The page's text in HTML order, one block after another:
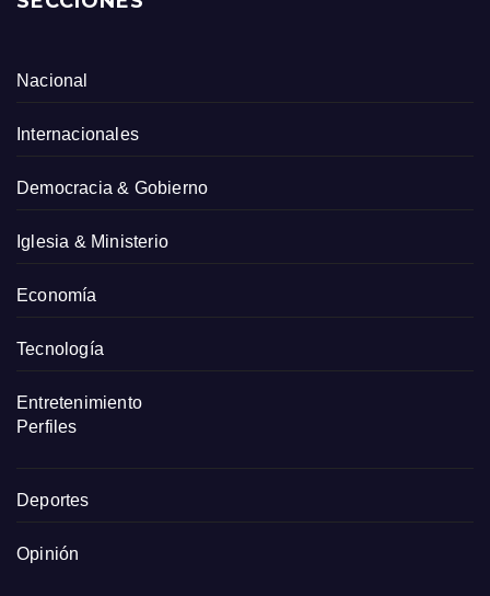
Nacional
Internacionales
Democracia & Gobierno
Iglesia & Ministerio
Economía
Tecnología
Entretenimiento
Perfiles
Deportes
Opinión